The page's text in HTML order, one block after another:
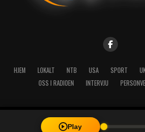
HJEM LOKALT NTB USA SPORT
OSS I RADIOEN
INTERVJU
Copyright © 2026 A-Media AS | Radio
5527 Haugesund - Mail: post@radioh.no -
Play